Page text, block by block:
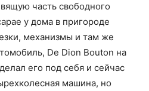
часть свободного
у дома в пригороде
механизмы и там же
De Dion Bouton на
его под себя и сейчас
машина, но